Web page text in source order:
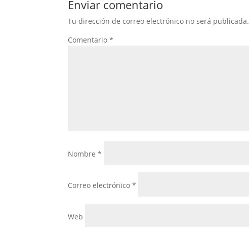
Enviar comentario
Tu dirección de correo electrónico no será publicada.
Comentario*
Nombre*
Correo electrónico*
Web